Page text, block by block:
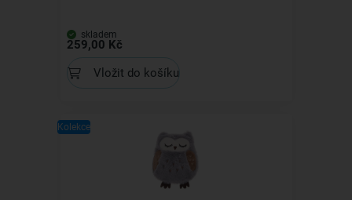
skladem
259,00 Kč
Vložit do košíku
Kolekce